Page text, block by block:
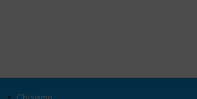
Chi siamo